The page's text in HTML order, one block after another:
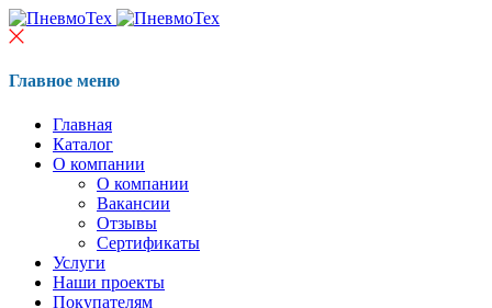
Главное меню
Главная
Каталог
О компании
О компании
Вакансии
Отзывы
Сертификаты
Услуги
Наши проекты
Покупателям